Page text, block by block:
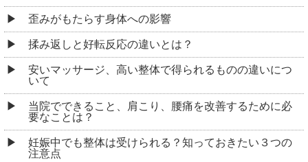
歪みがもたらす身体への影響
揉み返しと好転反応の違いとは？
安いマッサージ、高い整体で得られるものの違いにつ
いて
当院でできること、肩こり、腰痛を改善するために必
要なことは？
妊娠中でも整体は受けられる？知っておきたい３つの
注意点